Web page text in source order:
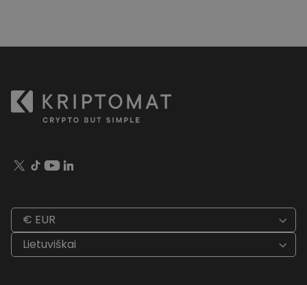
€ EUR
Lietuviškai